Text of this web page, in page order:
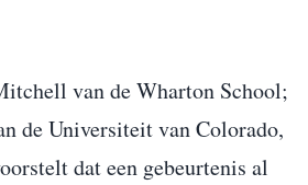
van de Wharton School;
de Universiteit van Colorado,
dat een gebeurtenis al